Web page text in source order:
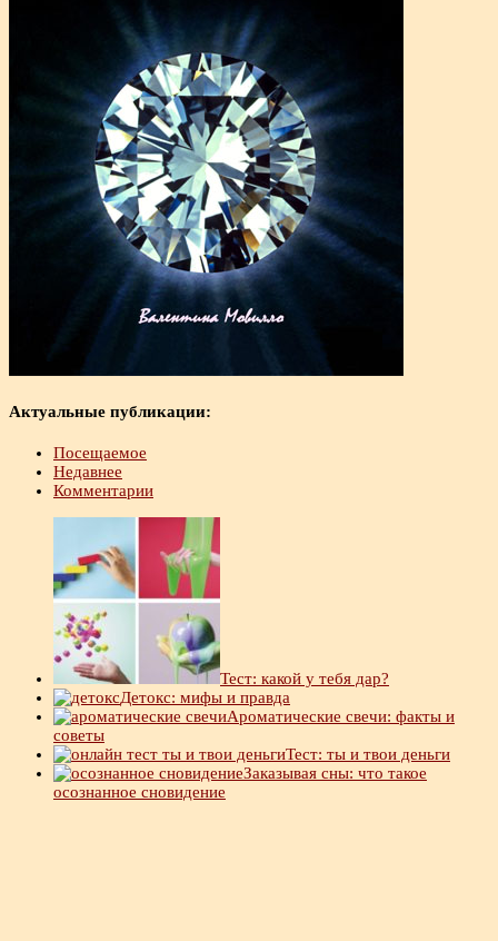
Актуальные публикации:
Посещаемое
Недавнее
Комментарии
Тест: какой у тебя дар?
Детокс: мифы и правда
Ароматические свечи: факты и
советы
Тест: ты и твои деньги
Заказывая сны: что такое
осознанное сновидение